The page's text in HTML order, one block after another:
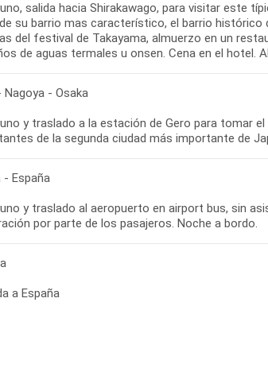
salida hacia Shirakawago, para visitar este
su barrio mas característico, el barrio
del festival de Takayama, almuerzo en un
de aguas termales u onsen. Cena en el hotel.
Nagoya - Osaka
y traslado a la estación de Gero para tomar
de la segunda ciudad más importante de
- España
y traslado al aeropuerto en airport bus, sin
por parte de los pasajeros. Noche a bordo.
a España